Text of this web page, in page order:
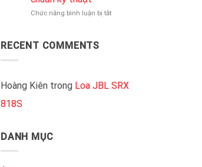
hiện
gì?
Chức năng bình luận bị tắtở
đẩy
RECENT COMMENTS
Hoàng Kiên trong Loa JBL SRX
818S
DANH MỤC